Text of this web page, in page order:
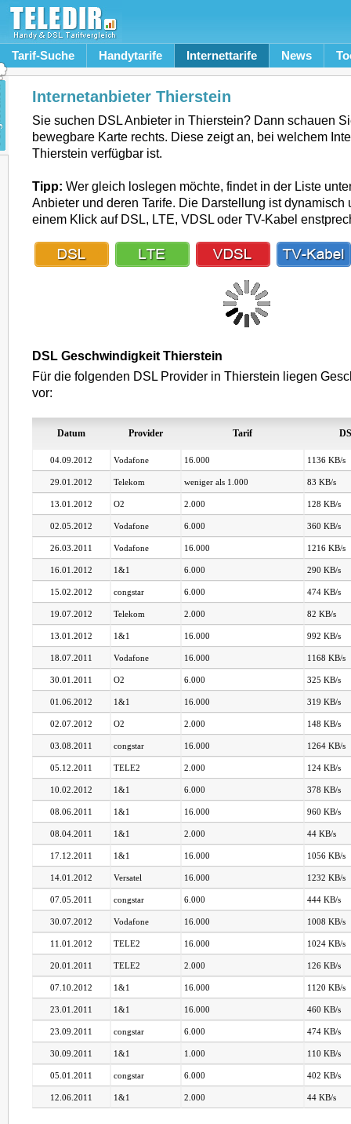
Tarif-Suche Handytarife Internettarife News
Internetanbieter Thierstein
Sie suchen DSL Anbieter in Thierstein? Dann schauen
bewegbare Karte rechts. Diese zeigt an, bei welchem
Thierstein verfügbar ist.
Tipp: Wer gleich loslegen möchte, findet in der Liste
Anbieter und deren Tarife. Die Darstellung ist dynamisch
einem Klick auf DSL, LTE, VDSL oder TV-Kabel
DSL Geschwindigkeit Thierstein
Für die folgenden DSL Provider in Thierstein liegen
vor:
Datum Provider Tarif
04.09.2012 Vodafone 16.000 1136 KB/s
29.01.2012 Telekom weniger als 1.000 83 KB/s
13.01.2012 O2 2.000 128 KB/s
02.05.2012 Vodafone 6.000 360 KB/s
26.03.2011 Vodafone 16.000 1216 KB/s
16.01.2012 1&1 6.000 290 KB/s
15.02.2012 congstar 6.000 474 KB/s
19.07.2012 Telekom 2.000 82 KB/s
13.01.2012 1&1 16.000 992 KB/s
18.07.2011 Vodafone 16.000 1168 KB/s
30.01.2011 O2 6.000 325 KB/s
01.06.2012 1&1 16.000 319 KB/s
02.07.2012 O2 2.000 148 KB/s
03.08.2011 congstar 16.000 1264 KB/s
05.12.2011 TELE2 2.000 124 KB/s
10.02.2012 1&1 6.000 378 KB/s
08.06.2011 1&1 16.000 960 KB/s
08.04.2011 1&1 2.000 44 KB/s
17.12.2011 1&1 16.000 1056 KB/s
14.01.2012 Versatel 16.000 1232 KB/s
07.05.2011 congstar 6.000 444 KB/s
30.07.2012 Vodafone 16.000 1008 KB/s
11.01.2012 TELE2 16.000 1024 KB/s
20.01.2011 TELE2 2.000 126 KB/s
07.10.2012 1&1 16.000 1120 KB/s
23.01.2011 1&1 16.000 460 KB/s
23.09.2011 congstar 6.000 474 KB/s
30.09.2011 1&1 1.000 110 KB/s
05.01.2011 congstar 6.000 402 KB/s
12.06.2011 1&1 2.000 44 KB/s